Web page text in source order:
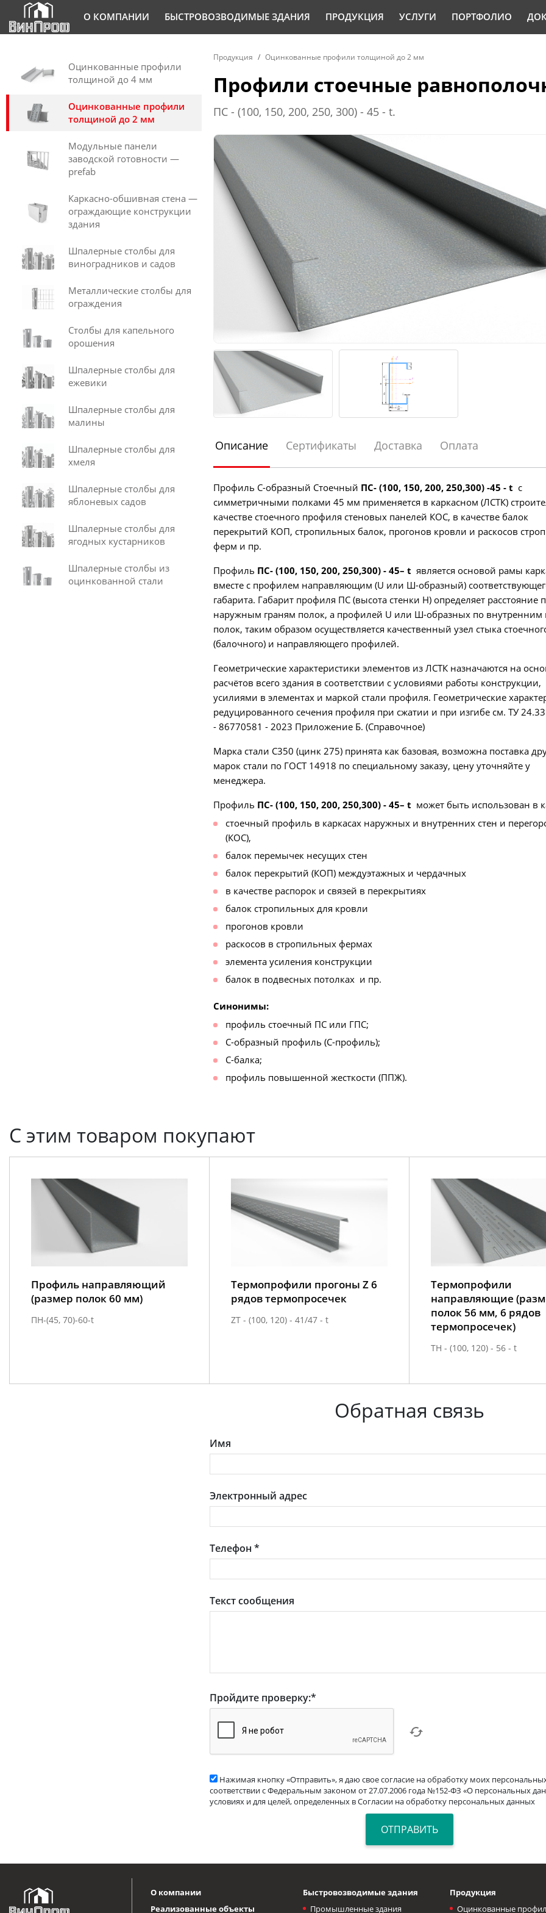
О КОМПАНИИ БЫСТРОВОЗВОДИМЫЕ ЗДАНИЯ ПРОДУКЦИЯ УСЛУГИ ПОРТФОЛИО
Оцинкованные профили
толщиной до 4 мм
Оцинкованные профили
толщиной до 2 мм
Модульные панели
заводской готовности —
prefab
Каркасно-обшивная стена —
ограждающие конструкции
здания
Шпалерные столбы для
виноградников и садов
Металлические столбы для
ограждения
Столбы для капельного
орошения
Шпалерные столбы для
ежевики
Шпалерные столбы для
малины
Шпалерные столбы для
хмеля
Шпалерные столбы для
яблоневых садов
Шпалерные столбы для
ягодных кустарников
Шпалерные столбы из
оцинкованной стали
Продукция Оцинкованные профили толщиной до 2 мм
Профили стоечные
ПС - (100, 150, 200, 250, 300) - 45 - t.
Описание Сертификаты Доставка Оплата
Профиль С-образный Стоечный ПС- (100, 150, 200, 250,300) -45 - t с
симметричными полками 45 мм применяется в каркасном (ЛСТК)
качестве стоечного профиля стеновых панелей КОС, в качестве балок
перекрытий КОП, стропильных балок, прогонов кровли и раскосов
ферм и пр.
Профиль ПС- (100, 150, 200, 250,300) - 45– t является основой рамы
вместе с профилем направляющим (U или Ш-образный)
габарита. Габарит профиля ПС (высота стенки Н) определяет расстояние
наружным граням полок, а профилей U или Ш-образных по внутренним
полок, таким образом осуществляется качественный узел стыка
(балочного) и направляющего профилей.
Геометрические характеристики элементов из ЛСТК назначаются на
расчётов всего здания в соответствии с условиями работы конструкции,
усилиями в элементах и маркой стали профиля. Геометрические
редуцированного сечения профиля при сжатии и при изгибе см. ТУ
- 86770581 - 2023 Приложение Б. (Справочное)
Марка стали С350 (цинк 275) принята как базовая, возможна поставка
марок стали по ГОСТ 14918 по специальному заказу, цену уточняйте у
менеджера.
Профиль ПС- (100, 150, 200, 250,300) - 45– t может быть использован в
стоечный профиль в каркасах наружных и внутренних стен и
(КОС),
балок перемычек несущих стен
балок перекрытий (КОП) междуэтажных и чердачных
в качестве распорок и связей в перекрытиях
балок стропильных для кровли
прогонов кровли
раскосов в стропильных фермах
элемента усиления конструкции
балок в подвесных потолках и пр.
Синонимы:
профиль стоечный ПС или ГПС;
С-образный профиль (C-профиль);
С-балка;
профиль повышенной жесткости (ППЖ).
С этим товаром покупают
Профиль направляющий
(размер полок 60 мм)
ПН-(45, 70)-60-t
Термопрофили прогоны Z 6
рядов термопросечек
ZТ - (100, 120) - 41/47 - t
Термопрофили
направляющие
полок 56 мм, 6 рядов
термопросечек)
ТН - (100, 120) - 56 - t
Обратная связь
Имя
Электронный адрес
Телефон *
Текст сообщения
Пройдите проверку:*
Нажимая кнопку «Отправить», я даю свое согласие на обработку моих
соответствии с Федеральным законом от 27.07.2006 года №152-ФЗ «О персональных
условиях и для целей, определенных в Согласии на обработку персональных данных
О компании
Реализованные объекты
Быстровозводимые здания
Промышленные здания
Продукция
Оцинкованные